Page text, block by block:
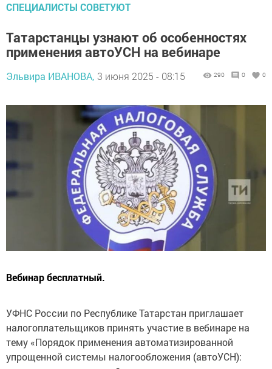
СПЕЦИАЛИСТЫ СОВЕТУЮТ
Татарстанцы узнают об особенностях
применения автоУСН на вебинаре
Эльвира ИВАНОВА, 3 июня 2025 - 08:15 290 0 0
Вебинар бесплатный.
УФНС России по Республике Татарстан приглашает
налогоплательщиков принять участие в вебинаре на
тему «Порядок применения автоматизированной
упрощенной системы налогообложения (автоУСН):